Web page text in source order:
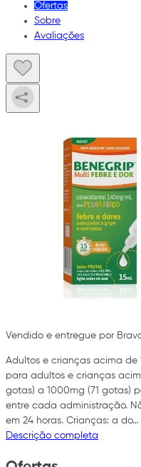
Ofertas
Sobre
Avaliações
Vendido e entregue por
Adultos e crianças acima de
para adultos e crianças
gotas) a 1000mg (71 gotas)
entre cada administração.
em 24 horas. Crianças: a do…
Descrição completa